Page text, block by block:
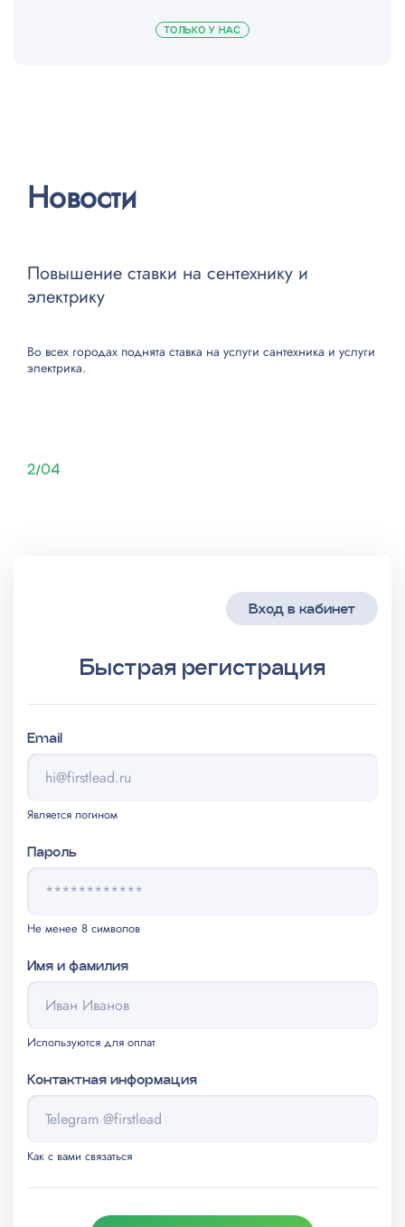
ТОЛЬКО У НАС
Новости
Повышение ставки на сентехнику и
электрику
Во всех городах поднята ставка на услуги сантехника и услуги
электрика.
2/04
Быстрая регистрация
Вход в кабинет
Email
Является логином
Пароль
Не менее 8 символов
Имя и фамилия
Используются для оплат
Контактная информация
Как с вами связаться